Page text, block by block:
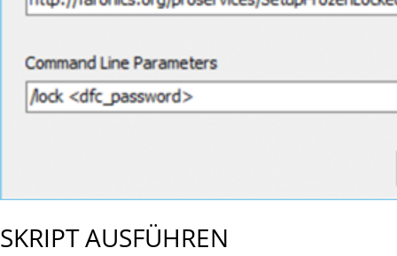
SKRIPT AUSFÜHREN